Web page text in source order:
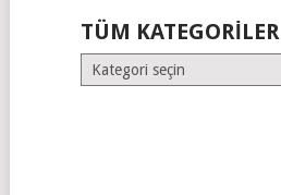
TÜM KATEGORILER
Tüm
Kategoriler